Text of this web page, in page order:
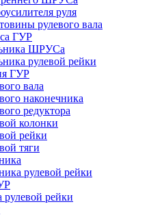
руля
рулевого вала
ГУР
ШРУСа
рулевой рейки
ГУР
вала
наконечника
редуктора
колонки
рейки
тяги
рулевой рейки
рулевой рейки